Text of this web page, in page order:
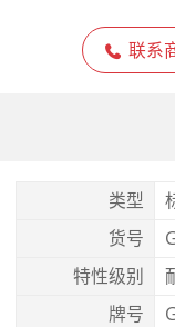
联系
类型
货号
特性级别
牌号